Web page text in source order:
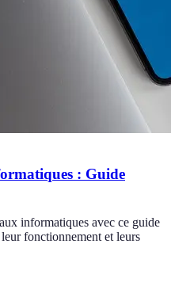
: Guide
informatiques avec ce guide
fonctionnement et leurs